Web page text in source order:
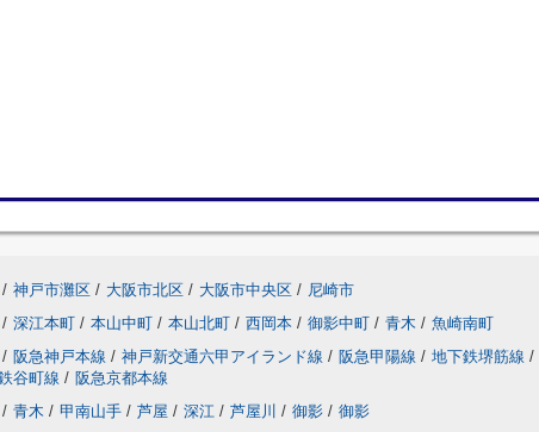
/ 神戸市灘区 / 大阪市北区 / 大阪市中央区 / 尼崎市
/ 深江本町 / 本山中町 / 本山北町 / 西岡本 / 御影中町 / 青木 / 魚崎南町
/ 阪急神戸本線 / 神戸新交通六甲アイランド線 / 阪急甲陽線 / 地下鉄堺筋線 /
谷町線 / 阪急京都本線
/ 青木 / 甲南山手 / 芦屋 / 深江 / 芦屋川 / 御影 / 御影